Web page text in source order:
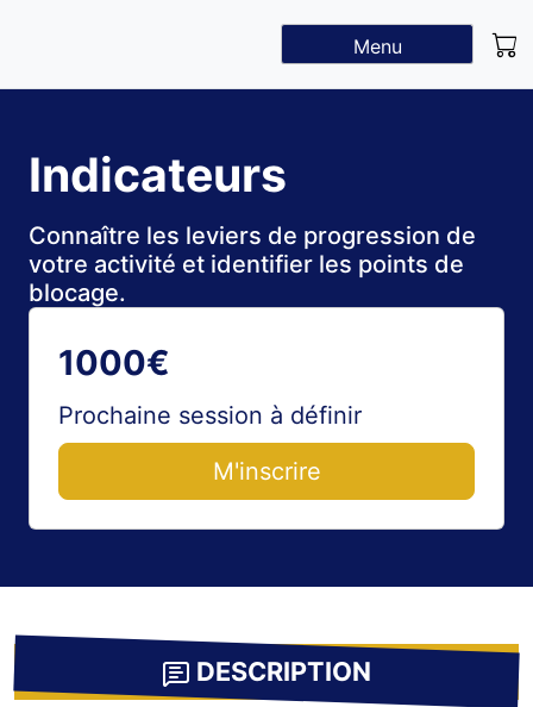
Menu
Indicateurs
Connaître les leviers de progression de
votre activité et identifier les points de
blocage.
1000€
Prochaine session à définir
M'inscrire
DESCRIPTION